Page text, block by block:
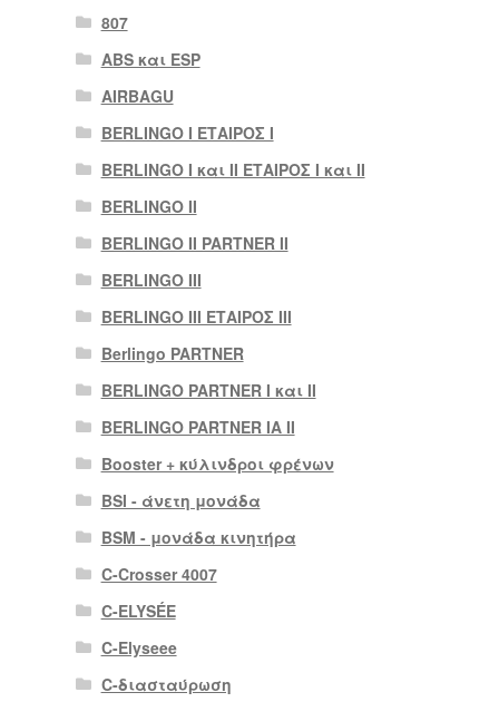
807
ABS και ESP
AIRBAGU
BERLINGO I ΕΤΑΙΡΟΣ Ι
BERLINGO I και II ΕΤΑΙΡΟΣ I και II
BERLINGO II
BERLINGO II PARTNER II
BERLINGO III
BERLINGO III ΕΤΑΙΡΟΣ III
Berlingo PARTNER
BERLINGO PARTNER I και II
BERLINGO PARTNER IA II
Booster + κύλινδροι φρένων
BSI - άνετη μονάδα
BSM - μονάδα κινητήρα
C-Crosser 4007
C-ELYSÉE
C-Elyseee
C-διασταύρωση